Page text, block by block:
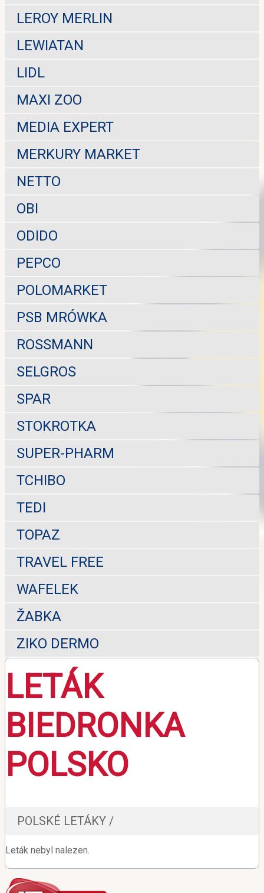
LEROY MERLIN
LEWIATAN
LIDL
MAXI ZOO
MEDIA EXPERT
MERKURY MARKET
NETTO
OBI
ODIDO
PEPCO
POLOMARKET
PSB MRÓWKA
ROSSMANN
SELGROS
SPAR
STOKROTKA
SUPER-PHARM
TCHIBO
TEDI
TOPAZ
TRAVEL FREE
WAFELEK
ŽABKA
ZIKO DERMO
LETÁK
BIEDRONKA
POLSKO
POLSKÉ LETÁKY /
Leták nebyl nalezen.